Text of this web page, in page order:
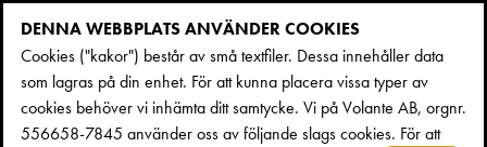
DENNA WEBBPLATS ANVÄNDER COOKIES
Cookies ("kakor") består av små textfiler. Dessa innehåller data
som lagras på din enhet. För att kunna placera vissa typer av
cookies behöver vi inhämta ditt samtycke. Vi på Volante AB, orgnr.
556658-7845 använder oss av följande slags cookies. För att